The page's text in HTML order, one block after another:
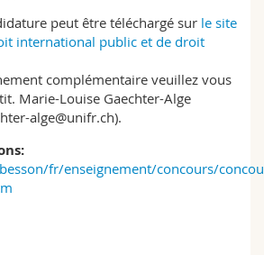
peut être téléchargé sur le site
international public et de droit
complémentaire veuillez vous
Marie-Louise Gaechter-Alge
alge@unifr.ch).
fr/enseignement/concours/